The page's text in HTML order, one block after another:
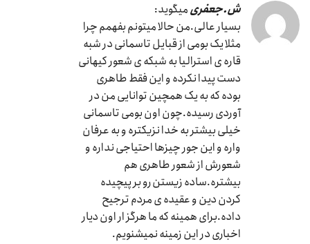
ش.جعفریمیگوید:
بسیار عالی.من حالا میتونم بفهمم چرا
مثلا یک بومی از قبایل تاسمانی در شبه
قاره ی استرالیا به شبکه ی شعور کیهانی
دست پیدا نکرده و این فقط طاهری
بوده که به یک همچین توانایی من در
آوردی رسیده.چون اون بومی تاسمانی
خیلی بیشتر به خدا نزیکتره و به عرفان
واره و این جور چیزها احتیاجی نداره و
شعورش از شعور طاهری هم
بیشتره.ساده زیستن رو بر پیچیده
کردن دین و عقیده ی مردم ترجیح
داده.برای همینه که ما هرگز ار اون دیار
اخباری در این زمینه نمیشنویم.